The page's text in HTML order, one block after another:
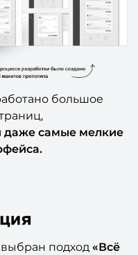
большое
даже самые мелкие
подход «Всё